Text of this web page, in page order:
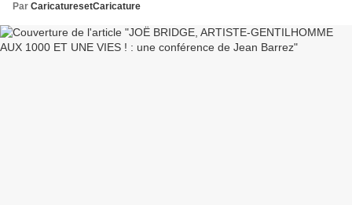
Par CaricaturesetCaricature